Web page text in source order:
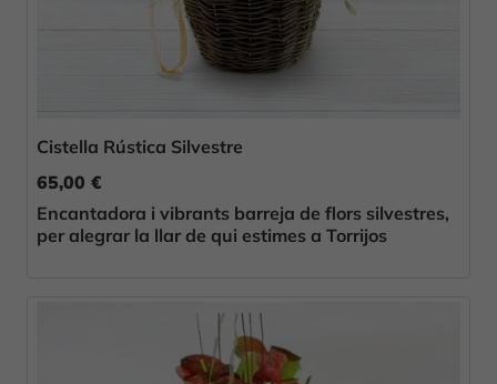
Cistella Rústica Silvestre
65,00 €
Encantadora i vibrants barreja de flors silvestres,
per alegrar la llar de qui estimes a Torrijos